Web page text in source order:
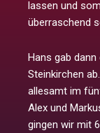
lassen und
überraschend
Hans gab dann
Steinkirchen
allesamt im
Alex und
gingen wir mit